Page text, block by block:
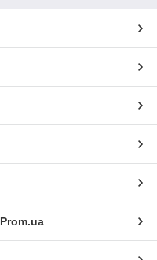
Prom.ua